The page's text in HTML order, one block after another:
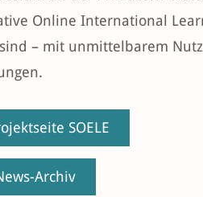
Online International
– mit unmittelbarem
SOELE
Archiv